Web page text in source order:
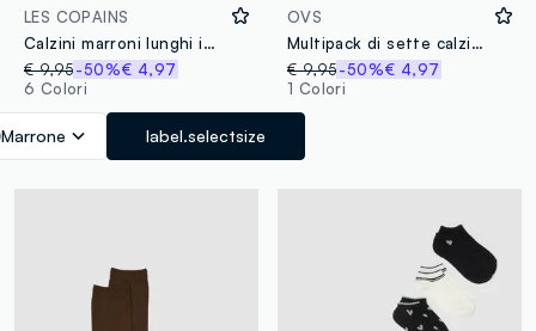
LES COPAINS
Calzini marroni lunghi in viscosa elasticizzato
€ 9,95-50%€ 4,97
6 Colori
Marrone label.selectsize
OVS
Multipack di sette calzini invisibili bianchi in cotone organico
€ 9,95-50%€ 4,97
1 Colori